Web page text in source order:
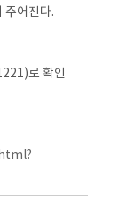
주어진다.
로 확인